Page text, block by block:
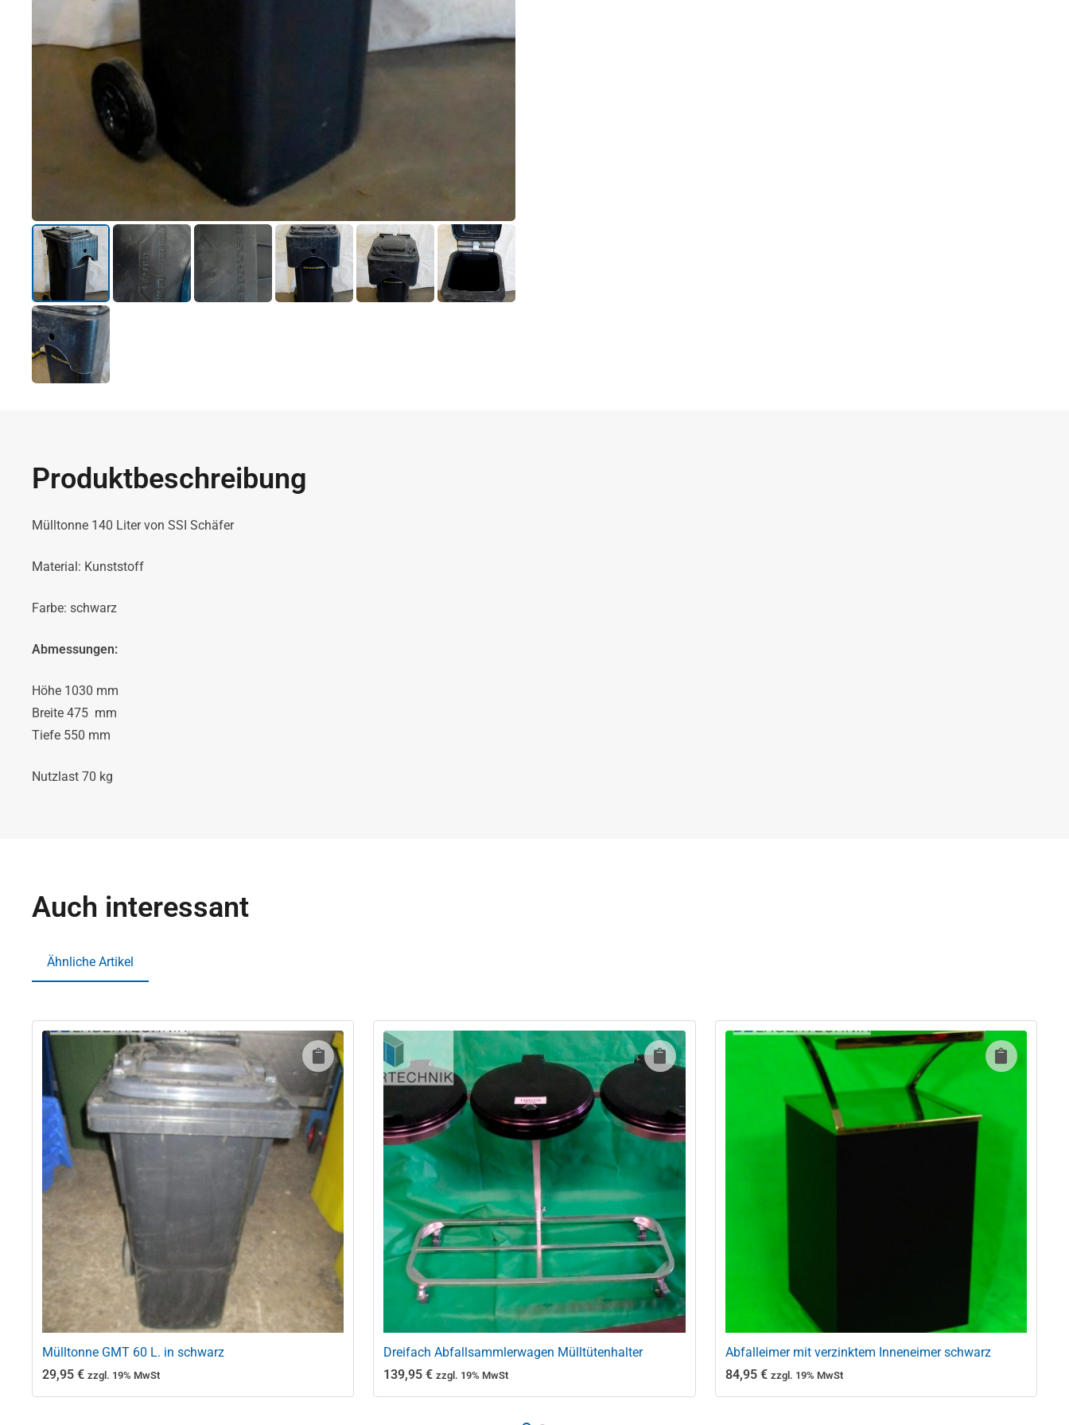
Produktbeschreibung
Mülltonne 140 Liter von SSI Schäfer
Material: Kunststoff
Farbe: schwarz
Abmessungen:
Höhe 1030 mm
Breite 475 mm
Tiefe 550 mm
Nutzlast 70 kg
Auch interessant
Ähnliche Artikel
Mülltonne GMT 60 L. in schwarz
29,95 € zzgl. 19% MwSt
Dreifach Abfallsammlerwagen Mülltütenhalter
139,95€ zzgl. 19% MwSt
Abfalleimer mit verzinktem Inneneimer schwarz
84,95 € zzgl. 19% MwSt